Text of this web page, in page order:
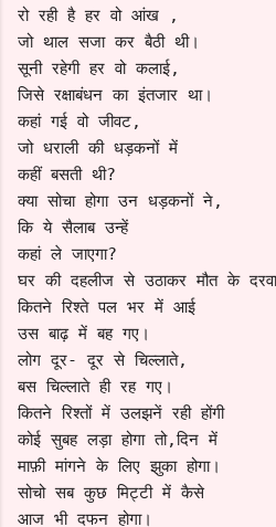
रो रही है हर वो आंख ,
जो थाल सजा कर बैठी थी।
सूनी रहेगी हर वो कलाई,
जिसे रक्षाबंधन का इंतजार था।
कहां गई वो जीवट,
जो धराली की धड़कनों में
कहीं बसती थी?
क्या सोचा होगा उन धड़कनों ने,
कि ये सैलाब उन्हें
कहां ले जाएगा?
घर की दहलीज से उठाकर मौत के
कितने रिश्ते पल भर में आई
उस बाढ़ में बह गए।
लोग दूर- दूर से चिल्लाते,
बस चिल्लाते ही रह गए।
कितने रिश्तों में उलझनें रही होंगी
कोई सुबह लड़ा होगा तो,दिन में
माफ़ी मांगने के लिए झुका होगा।
सोचो सब कुछ मिट्टी में कैसे
आज भी दफन होगा।